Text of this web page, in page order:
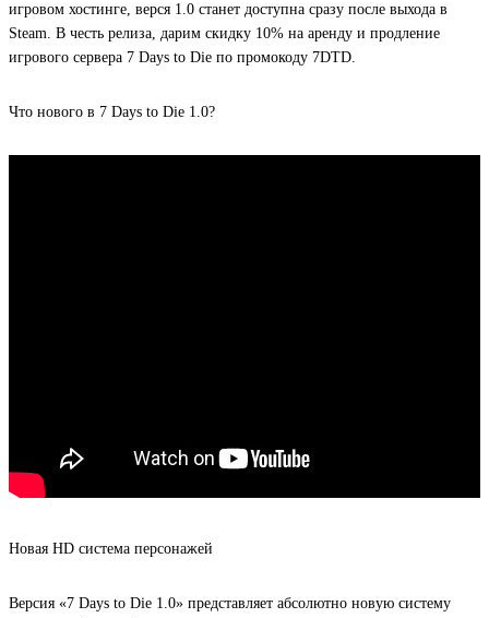
игровом хостинге, верся 1.0 станет доступна сразу после выхода в
Steam. В честь релиза, дарим скидку 10% на аренду и продление
игрового сервера 7 Days to Die по промокоду 7DTD.
Что нового в 7 Days to Die 1.0?
Новая HD система персонажей
Версия «7 Days to Die 1.0» представляет абсолютно новую систему